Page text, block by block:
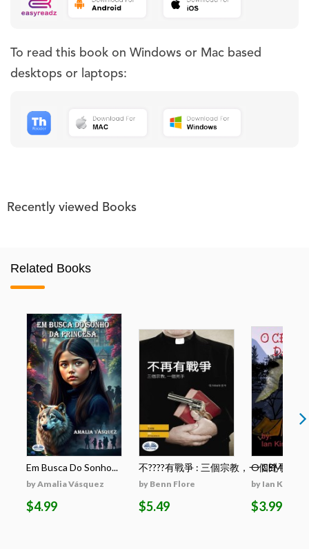
To read this book on Windows or Mac based
desktops or laptops:
Recently viewed Books
Related Books
Em Busca Do Sonho...
by Amalia Vásquez
$4.99
不????有戰爭 : 三個宗教，一個兇手
by Benn Flore
$5.49
O
by Ian King
$3.99